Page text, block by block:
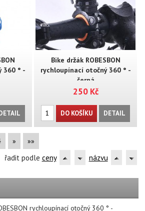
360 ° -
Bike držák ROBESBON
rychloupínací otočný 360 ° -
černá
250 Kč
DO KOŠÍKU DETAIL
» »»
řadit podle ceny názvu
rychloupínací otočný 360 ° -